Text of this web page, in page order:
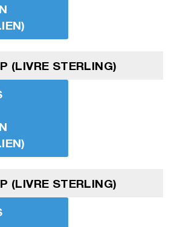
(LIVRE STERLING)
(LIVRE STERLING)